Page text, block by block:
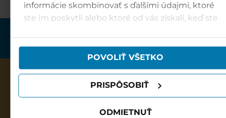
informácie skombinovať s ďalšími údajmi, ktoré
ste im poskytli alebo ktoré od vás získali, keď ste
POVOLIŤ VŠETKO
PRISPÔSOBIŤ
ODMIETNUŤ